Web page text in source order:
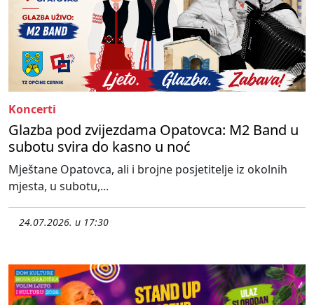
Koncerti
Glazba pod zvijezdama Opatovca: M2 Band u
subotu svira do kasno u noć
Mještane Opatovca, ali i brojne posjetitelje iz okolnih
mjesta, u subotu,...
24.07.2026. u 17:30